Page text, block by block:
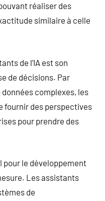
réaliser des
similaire à celle
de l’IA est son
de décisions. Par
données complexes, les
fournir des perspectives
pour prendre des
pour le développement
Les assistants
de